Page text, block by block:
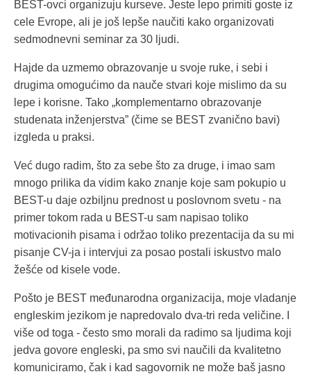
BEST-ovci organizuju kurseve. Jeste lepo primiti goste iz
cele Evrope, ali je još lepše naučiti kako organizovati
sedmodnevni seminar za 30 ljudi.
Hajde da uzmemo obrazovanje u svoje ruke, i sebi i
drugima omogućimo da nauče stvari koje mislimo da su
lepe i korisne. Tako „komplementarno obrazovanje
studenata inženjerstva” (čime se BEST zvanično bavi)
izgleda u praksi.
Već dugo radim, što za sebe što za druge, i imao sam
mnogo prilika da vidim kako znanje koje sam pokupio u
BEST-u daje ozbiljnu prednost u poslovnom svetu - na
primer tokom rada u BEST-u sam napisao toliko
motivacionih pisama i održao toliko prezentacija da su mi
pisanje CV-ja i intervjui za posao postali iskustvo malo
žešće od kisele vode.
Pošto je BEST međunarodna organizacija, moje vladanje
engleskim jezikom je napredovalo dva-tri reda veličine. I
više od toga - često smo morali da radimo sa ljudima koji
jedva govore engleski, pa smo svi naučili da kvalitetno
komuniciramo, čak i kad sagovornik ne može baš jasno